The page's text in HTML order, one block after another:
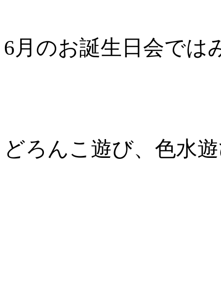
6月のお誕生日会では
どろんこ遊び、色水